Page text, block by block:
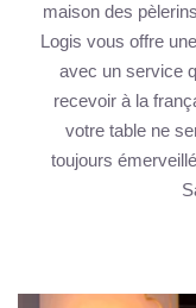
maison des
Logis vous offre
avec un service
recevoir à la
votre table ne
toujours